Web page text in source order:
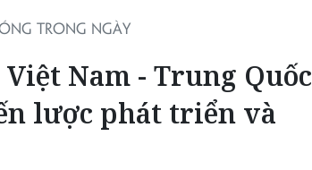
TRONG NGÀY
Nam - Trung Quốc
lược phát triển và